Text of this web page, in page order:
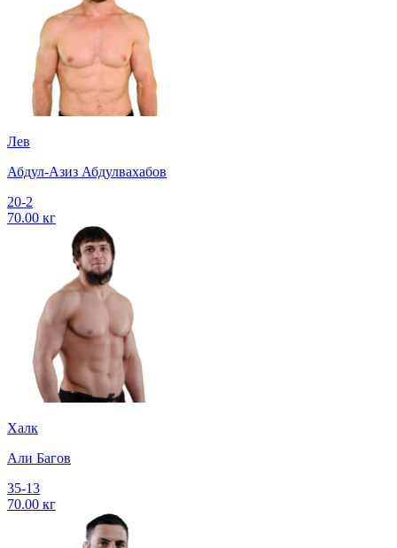
Лев
Абдул-Азиз Абдулвахабов
20-2
70.00 кг
Халк
Али Багов
35-13
70.00 кг